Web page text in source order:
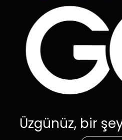
Üzgünüz, bir